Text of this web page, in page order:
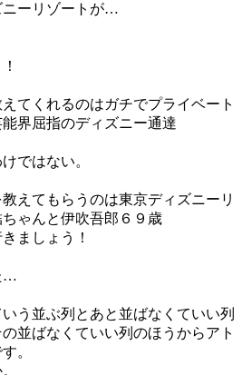
ニーリゾートが…
てくれるのはガチでプライベート
界屈指のディズニー通達
ではない。
えてもらうのは東京ディズニーリ
ゃんと伊吹吾郎６９歳
ましょう！
…
う並ぶ列とあと並ばなくていい列
並ばなくていい列のほうからアト
。